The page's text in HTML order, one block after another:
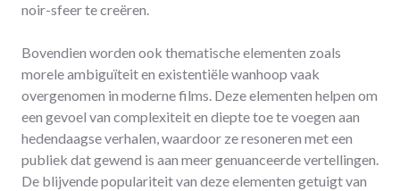
noir-sfeer te creëren.
Bovendien worden ook thematische elementen zoals
morele ambiguïteit en existentiële wanhoop vaak
overgenomen in moderne films. Deze elementen helpen om
een gevoel van complexiteit en diepte toe te voegen aan
hedendaagse verhalen, waardoor ze resoneren met een
publiek dat gewend is aan meer genuanceerde vertellingen.
De blijvende populariteit van deze elementen getuigt van